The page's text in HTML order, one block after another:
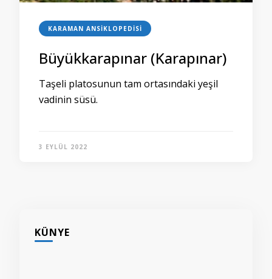
KARAMAN ANSIKLOPEDISI
Büyükkarapınar (Karapınar)
Taşeli platosunun tam ortasındaki yeşil
vadinin süsü.
3 EYLÜL 2022
KÜNYE